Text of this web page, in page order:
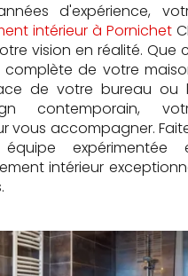
d'expérience,
intérieur à Pornichet
vision en réalité. Que
de votre
de votre bureau ou
contemporain,
vous accompagner.
expérimentée
intérieur